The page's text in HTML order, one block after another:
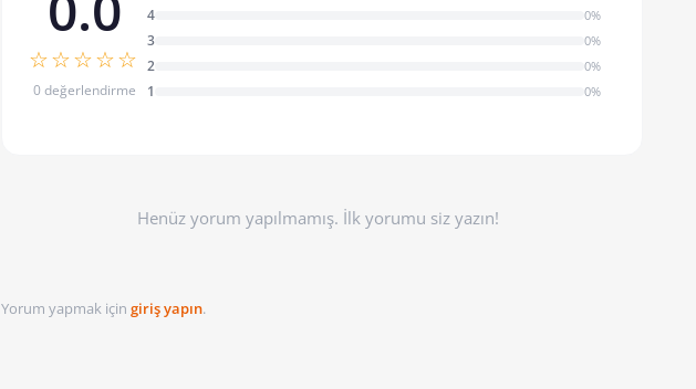
☆☆☆☆☆
0 değerlendirme
4 0%
3 0%
2 0%
1 0%
Henüz yorum yapılmamış. İlk yorumu siz yazın!
Yorum yapmak için giriş yapın.